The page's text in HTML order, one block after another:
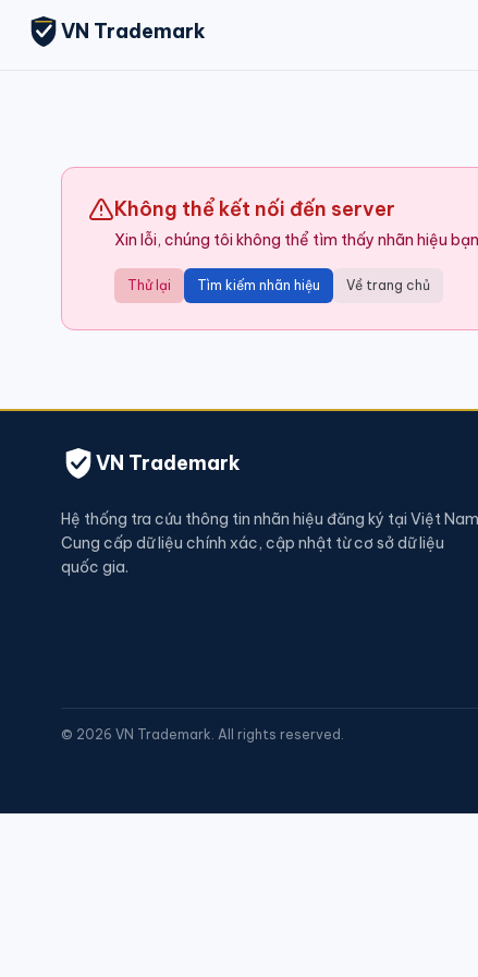
VN Trademark
Không thể kết nối đến server
Xin lỗi, chúng tôi không thể tìm thấy nhãn hiệu
Thử lại Tìm kiếm nhãn hiệu Về trang chủ
VN Trademark
Hệ thống tra cứu thông tin nhãn hiệu đăng ký tại Việt
Cung cấp dữ liệu chính xác, cập nhật từ cơ sở dữ liệu
quốc gia.
© 2026 VN Trademark. All rights reserved.